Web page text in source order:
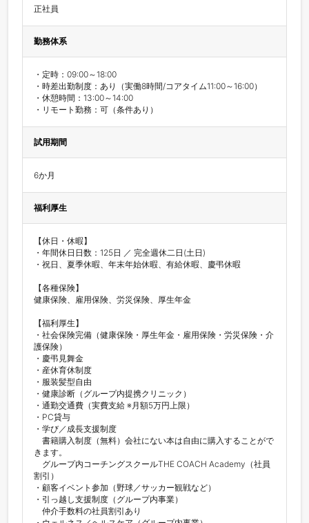
正社員
勤務体系
・定時：09:00～18:00
・時差出勤制度：あり（実働8時間/コアタイム11:00～16:00）
・休憩時間：13:00～14:00
試用期間
6か月
福利厚生
【休日・休暇】
・年間休日日数：125日 ／ 完全週休二日(土日)
・祝日、夏季休暇、年末年始休暇、有給休暇、慶弔休暇
【各種保険】
健康保険、雇用保険、労災保険、厚生年金
【福利厚生】
・社会保険完備（健康保険・厚生年金・雇用保険・労災保険・介
護保険）
・慶弔見舞金
・産休育休制度
・服装髪型自由
・健康診断（グループ内提携クリニック）
・通勤交通費（実費支給 ※月額5万円上限）
・PC貸与
・学び／成長支援制度
書籍購入制度（無料）会社にない本は自由に購入することがで
きます。
グループ内コーチングスクールTHE COACH Academy（社員
割引）
・顧客イベント参加（野球／サッカー観戦など）
・引っ越し支援制度（グループ内事業）
仲介手数料の社員割引あり